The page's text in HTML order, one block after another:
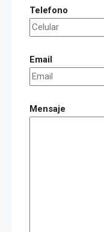
Telefono
Email
Mensaje